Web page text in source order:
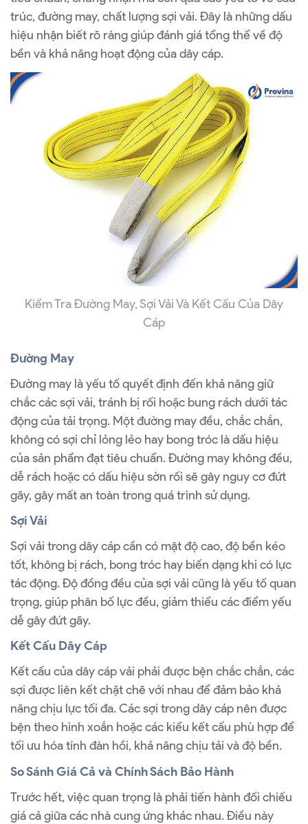
trúc, đường may, chất lượng sợi vải. Đây là những dấu
hiệu nhận biết rõ ràng giúp đánh giá tổng thể về độ
bền và khả năng hoạt động của dây cáp.
Kiểm Tra Đường May, Sợi Vải Và Kết Cấu Của Dây
Cáp
Đường May
Đường may là yếu tố quyết định đến khả năng giữ
chắc các sợi vải, tránh bị rối hoặc bung rách dưới tác
động của tải trọng. Một đường may đều, chắc chắn,
không có sợi chỉ lỏng lẻo hay bong tróc là dấu hiệu
của sản phẩm đạt tiêu chuẩn. Đường may không đều,
dễ rách hoặc có dấu hiệu sờn rối sẽ gây nguy cơ đứt
gãy, gây mất an toàn trong quá trình sử dụng.
Sợi Vải
Sợi vải trong dây cáp cần có mật độ cao, độ bền kéo
tốt, không bị rách, bong tróc hay biến dạng khi có lực
tác động. Độ đồng đều của sợi vải cũng là yếu tố quan
trọng, giúp phân bố lực đều, giảm thiểu các điểm yếu
dễ gây đứt gãy.
Kết Cấu Dây Cáp
Kết cấu của dây cáp vải phải được bện chắc chắn, các
sợi được liên kết chặt chẽ với nhau để đảm bảo khả
năng chịu lực tối đa. Các sợi trong dây cáp nên được
bện theo hình xoắn hoặc các kiểu kết cấu phù hợp để
tối ưu hóa tính đàn hồi, khả năng chịu tải và độ bền.
So Sánh Giá Cả và Chính Sách Bảo Hành
Trước hết, việc quan trọng là phải tiến hành đối chiếu
giá cả giữa các nhà cung ứng khác nhau. Điều này